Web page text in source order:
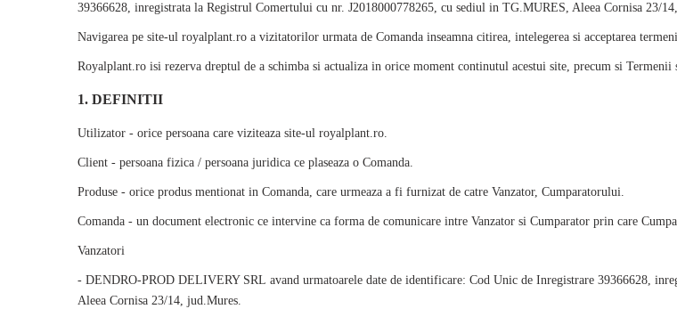
39366628, inregistrata la Registrul Comertului cu nr. J2018000778265, cu sediul in TG.MURES, Aleea Cornisa 23/
Navigarea pe site-ul royalplant.ro a vizitatorilor urmata de Comanda inseamna citirea, intelegerea si acceptarea
Royalplant.ro isi rezerva dreptul de a schimba si actualiza in orice moment continutul acestui site, precum si
1. DEFINITII
Utilizator - orice persoana care viziteaza site-ul royalplant.ro.
Client - persoana fizica / persoana juridica ce plaseaza o Comanda.
Produse - orice produs mentionat in Comanda, care urmeaza a fi furnizat de catre Vanzator, Cumparatorului.
Comanda - un document electronic ce intervine ca forma de comunicare intre Vanzator si Cumparator prin care
Vanzatori
- DENDRO-PROD DELIVERY SRL avand urmatoarele date de identificare: Cod Unic de Inregistrare 39366628,
Aleea Cornisa 23/14, jud.Mures.